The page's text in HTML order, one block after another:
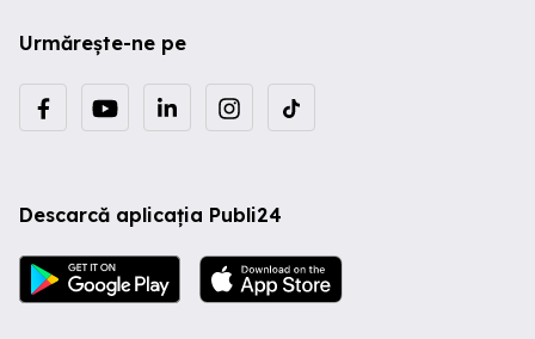
Urmărește-ne pe
Descarcă aplicația Publi24